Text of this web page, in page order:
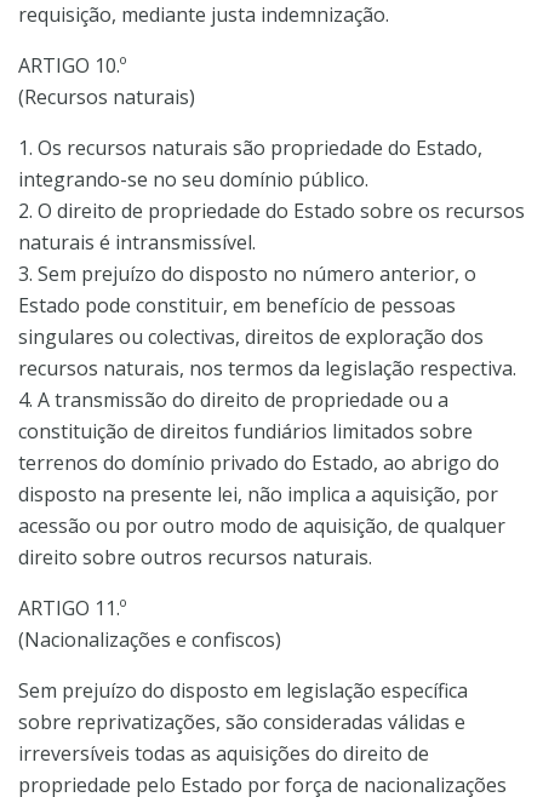
requisição, mediante justa indemnização.
ARTIGO 10.º
(Recursos naturais)
1. Os recursos naturais são propriedade do Estado,
integrando-se no seu domínio público.
2. O direito de propriedade do Estado sobre os recursos
naturais é intransmissível.
3. Sem prejuízo do disposto no número anterior, o
Estado pode constituir, em benefício de pessoas
singulares ou colectivas, direitos de exploração dos
recursos naturais, nos termos da legislação respectiva.
4. A transmissão do direito de propriedade ou a
constituição de direitos fundiários limitados sobre
terrenos do domínio privado do Estado, ao abrigo do
disposto na presente lei, não implica a aquisição, por
acessão ou por outro modo de aquisição, de qualquer
direito sobre outros recursos naturais.
ARTIGO 11.º
(Nacionalizações e confiscos)
Sem prejuízo do disposto em legislação específica
sobre reprivatizações, são consideradas válidas e
irreversíveis todas as aquisições do direito de
propriedade pelo Estado por força de nacionalizações